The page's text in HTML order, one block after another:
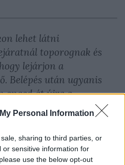
Personal Information
sharing to third parties, or
or sensitive information for
use the below opt-out
lehet látni
toporognak és
lejárjon a
Belépés után ugyanis
enged át újra a
lenne áthaladás
a havernak, és ő is